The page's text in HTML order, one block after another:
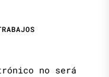
no será